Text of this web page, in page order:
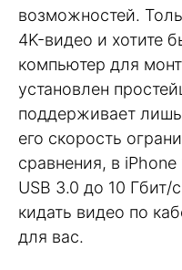
возможностей.
4K-видео и хотите
компьютер для
установлен
поддерживает
его скорость
сравнения, в
USB 3.0 до 10 Гбит/
кидать видео по
для вас.